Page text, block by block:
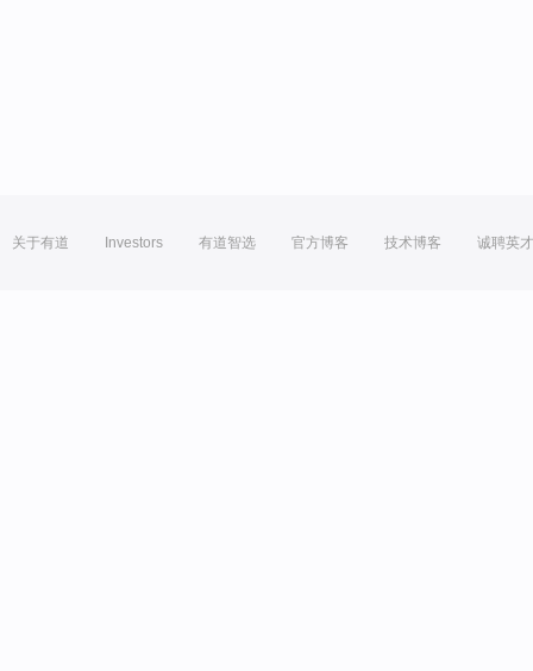
关于有道 Investors 有道智选 官方博客 技术博客 诚聘英才